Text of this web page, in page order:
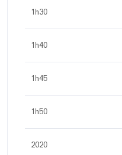
1h30
1h40
1h45
1h50
2020